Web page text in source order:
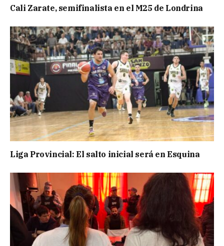
Cali Zarate, semifinalista en el M25 de Londrina
Liga Provincial: El salto inicial será en Esquina